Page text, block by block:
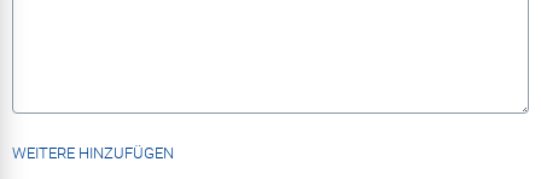
WEITERE HINZUFÜGEN